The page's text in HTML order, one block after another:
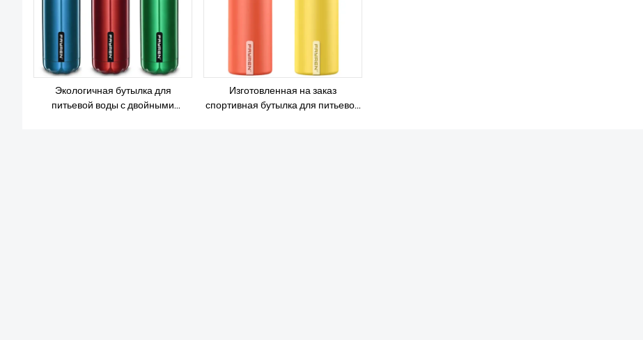
Экологичная бутылка для
питьевой воды с двойными
Изготовленная на заказ
спортивная бутылка для питьевой